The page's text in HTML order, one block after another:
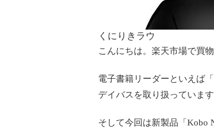
くにりきラウ
こんにちは。楽天市場で買
電子書籍リーダーといえば
デイバスを取り扱っています
そして今回は新製品「Kobo